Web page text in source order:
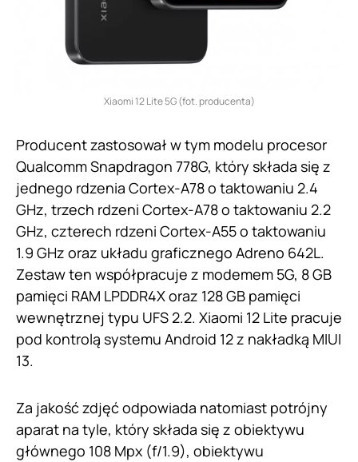
Xiaomi 12 Lite 5G (fot. producenta)
Producent zastosował w tym modelu procesor
Qualcomm Snapdragon 778G, który składa się z
jednego rdzenia Cortex-A78 o taktowaniu 2.4
GHz, trzech rdzeni Cortex-A78 o taktowaniu 2.2
GHz, czterech rdzeni Cortex-A55 o taktowaniu
1.9 GHz oraz układu graficznego Adreno 642L.
Zestaw ten współpracuje z modemem 5G, 8 GB
pamięci RAM LPDDR4X oraz 128 GB pamięci
wewnętrznej typu UFS 2.2. Xiaomi 12 Lite pracuje
pod kontrolą systemu Android 12 z nakładką MIUI
13.
Za jakość zdjęć odpowiada natomiast potrójny
aparat na tyle, który składa się z obiektywu
głównego 108 Mpx (f/1.9), obiektywu